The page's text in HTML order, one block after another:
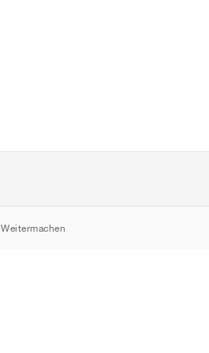
Weitermachen